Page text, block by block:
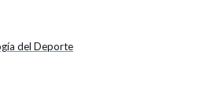
del Deporte